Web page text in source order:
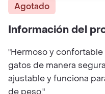
Agotado
Información del
"Hermoso y
gatos de manera
ajustable y funciona
de peso."